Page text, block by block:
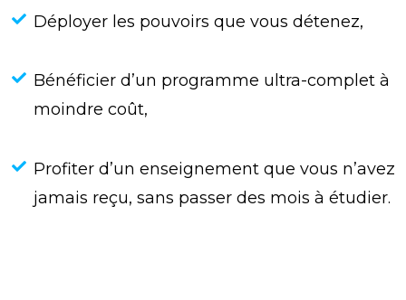
Déployer les pouvoirs que vous détenez,
Bénéficier d’un programme ultra-complet à
moindre coût,
Profiter d’un enseignement que vous n’avez
jamais reçu, sans passer des mois à étudier.